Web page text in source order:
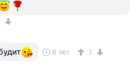
8 лет 1